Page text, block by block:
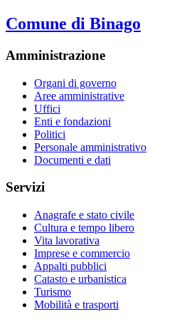
Comune di Binago
Amministrazione
Organi di governo
Aree amministrative
Uffici
Enti e fondazioni
Politici
Personale amministrativo
Documenti e dati
Servizi
Anagrafe e stato civile
Cultura e tempo libero
Vita lavorativa
Imprese e commercio
Appalti pubblici
Catasto e urbanistica
Turismo
Mobilità e trasporti